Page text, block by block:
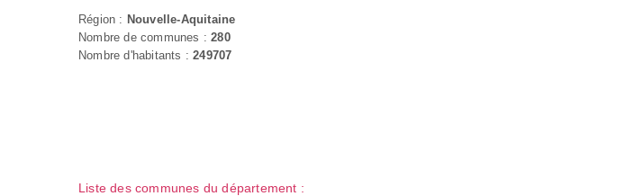
Région : Nouvelle-Aquitaine
Nombre de communes :280
Nombre d'habitants :249707
Liste des communes du département :